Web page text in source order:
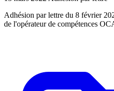
Adhésion par lettre du 8 février
de l'opérateur de compétences